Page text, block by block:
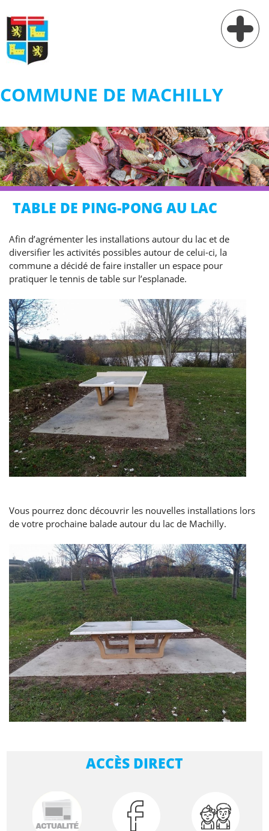
COMMUNE DE MACHILLY
Vie pratique
Services
Village
Contact
TABLE DE PING-PONG AU LAC
Afin d’agrémenter les installations autour du lac et de
diversifier les activités possibles autour de celui-ci, la
commune a décidé de faire installer un espace pour
pratiquer le tennis de table sur l’esplanade.
Vous pourrez donc découvrir les nouvelles installations lors
de votre prochaine balade autour du lac de Machilly.
ACCÈS DIRECT